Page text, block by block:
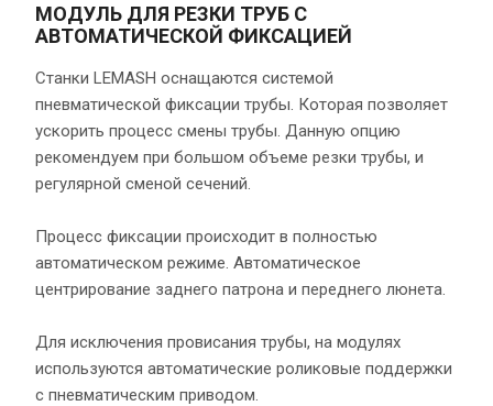
МОДУЛЬ ДЛЯ РЕЗКИ ТРУБ С
АВТОМАТИЧЕСКОЙ ФИКСАЦИЕЙ
Cтанки LEMASH оснащаются системой
пневматической фиксации трубы. Которая позволяет
ускорить процесс смены трубы. Данную опцию
рекомендуем при большом объеме резки трубы, и
регулярной сменой сечений.
Процесс фиксации происходит в полностью
автоматическом режиме. Автоматическое
центрирование заднего патрона и переднего люнета.
Для исключения провисания трубы, на модулях
используются автоматические роликовые поддержки
с пневматическим приводом.